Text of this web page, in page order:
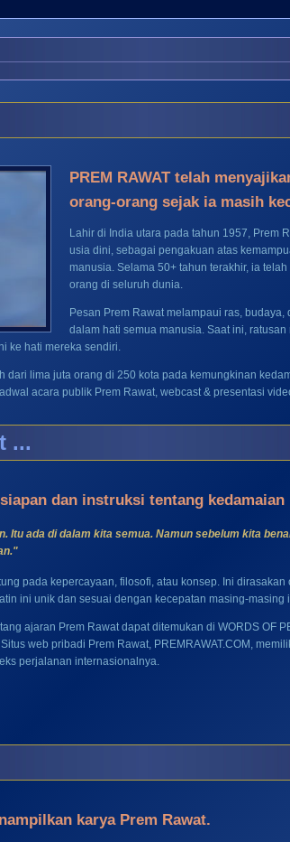
PREM RAWAT telah
orang-orang sejak ia masih
Lahir di India utara pada tahun 1957, Prem
usia dini, sebagai pengakuan atas
manusia. Selama 50+ tahun terakhir, ia
orang di seluruh dunia.
Pesan Prem Rawat melampaui ras,
dalam hati semua manusia. Saat ini,
ke hati mereka sendiri.
lima juta orang di 250 kota pada kemungkinan
acara publik Prem Rawat, webcast & presentasi
...
dan instruksi tentang kedamaian
Itu ada di dalam kita semua. Namun sebelum kita
pada kepercayaan, filosofi, atau konsep. Ini
ini unik dan sesuai dengan kecepatan masing-masing
ajaran Prem Rawat dapat ditemukan di WORDS OF
. Situs web pribadi Prem Rawat, PREMRAWAT.COM ,
perjalanan internasionalnya.
karya Prem Rawat.